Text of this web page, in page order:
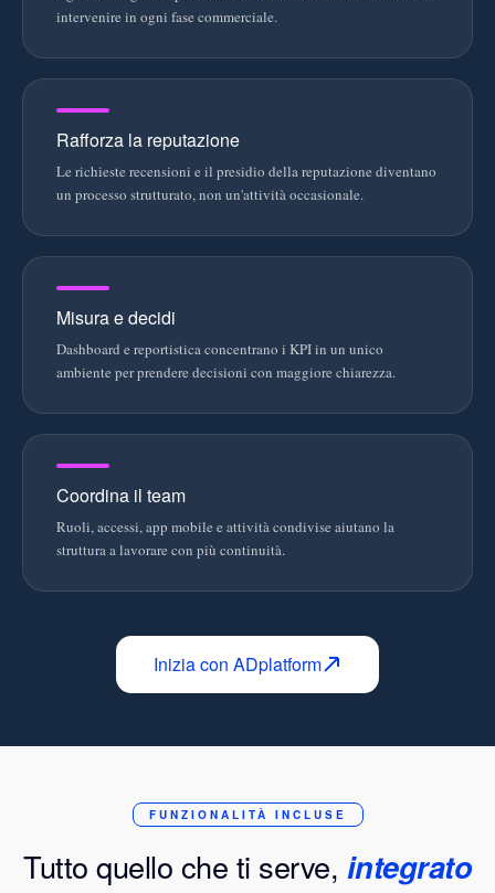
intervenire in ogni fase commerciale.
Rafforza la reputazione
Le richieste recensioni e il presidio della reputazione diventano
un processo strutturato, non un'attività occasionale.
Misura e decidi
Dashboard e reportistica concentrano i KPI in un unico
ambiente per prendere decisioni con maggiore chiarezza.
Coordina il team
Ruoli, accessi, app mobile e attività condivise aiutano la
struttura a lavorare con più continuità.
Inizia con ADplatform
FUNZIONALITÀ INCLUSE
Tutto quello che ti serve, integrato